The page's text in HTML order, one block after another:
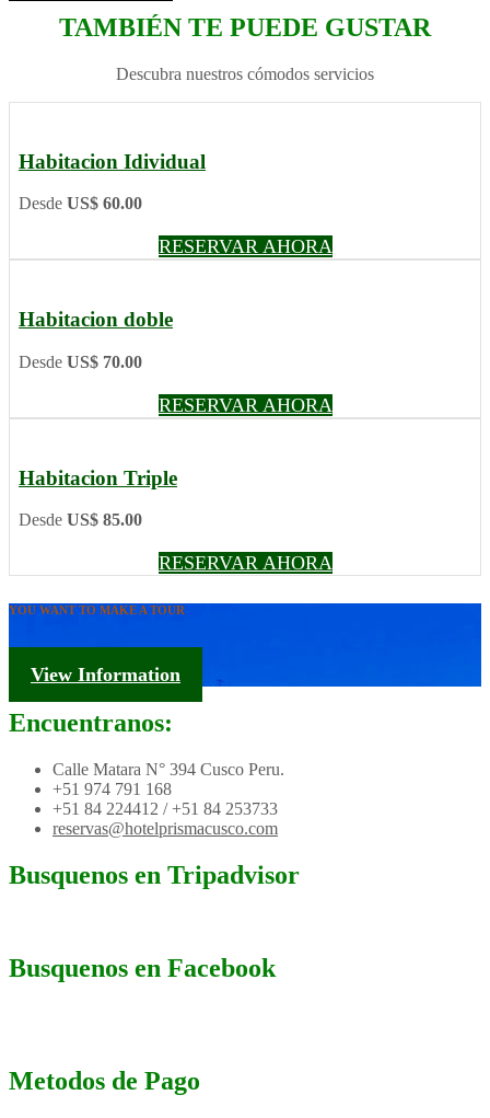
TAMBIÉN TE PUEDE GUSTAR
Descubra nuestros cómodos servicios
Habitacion Idividual
Desde US$ 60.00
RESERVAR AHORA
Habitacion doble
Desde US$ 70.00
RESERVAR AHORA
Habitacion Triple
Desde US$ 85.00
RESERVAR AHORA
YOU WANT TO MAKE A TOUR
Tourism Information
View Information
Encuentranos:
Calle Matara N° 394 Cusco Peru.
+51 974 791 168
+51 84 224412 / +51 84 253733
reservas@hotelprismacusco.com
Busquenos en Tripadvisor
Busquenos en Facebook
Metodos de Pago